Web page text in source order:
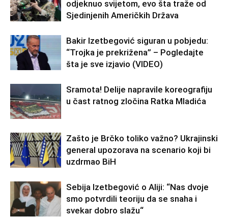
odjeknuo svijetom, evo šta traže od
Sjedinjenih Američkih Država
Bakir Izetbegović siguran u pobjedu:
“Trojka je prekrižena” – Pogledajte
šta je sve izjavio (VIDEO)
Sramota! Delije napravile koreografiju
u čast ratnog zločina Ratka Mladića
Zašto je Brčko toliko važno? Ukrajinski
general upozorava na scenario koji bi
uzdrmao BiH
Sebija Izetbegović o Aliji: “Nas dvoje
smo potvrdili teoriju da se snaha i
svekar dobro slažu“